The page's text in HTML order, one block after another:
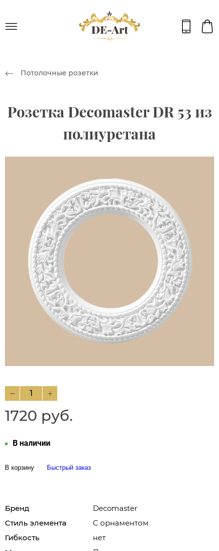
Потолочные розетки
Розетка Decomaster DR 53 из
полиуретана
1720 руб.
В наличии
В корзину Быстрый заказ
Бренд
Decomaster
Стиль элемента
С орнаментом
Гибкость
нет